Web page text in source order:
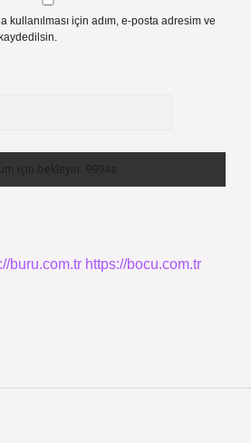
kullanılması için adım, e-posta adresim ve
buru.com.tr https://bocu.com.tr